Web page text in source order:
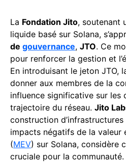
La Fondation Jito, soutenant
liquide basé sur Solana,
de gouvernance, JTO. Ce
pour renforcer la gestion et
En introduisant le jeton JTO,
donner aux membres de la
influence significative sur les
trajectoire du réseau. Jito
construction
impacts négatifs de la valeur
(MEV) sur Solana, considère
cruciale pour la communauté.